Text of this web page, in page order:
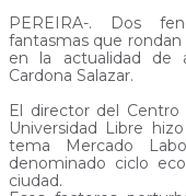
PEREIRA-. Dos
fantasmas que
en la actualidad de
Cardona Salazar.
El director del
Universidad Libre
tema Mercado
denominado ciclo
ciudad.